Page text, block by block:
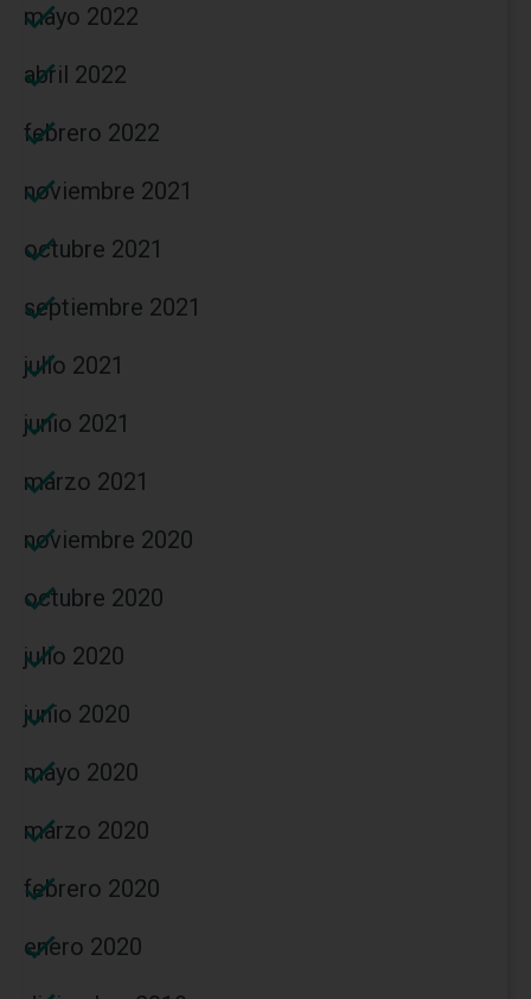
mayo 2022
abril 2022
febrero 2022
noviembre 2021
octubre 2021
septiembre 2021
julio 2021
junio 2021
marzo 2021
noviembre 2020
octubre 2020
julio 2020
junio 2020
mayo 2020
marzo 2020
febrero 2020
enero 2020